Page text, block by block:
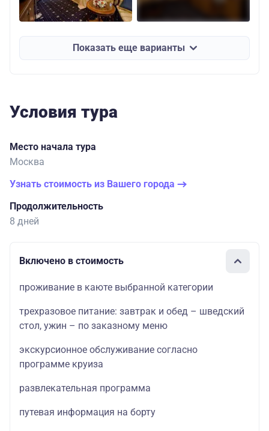
Показать еще варианты
Условия тура
Место начала тура
Москва
Узнать стоимость из Вашего города
Продолжительность
8 дней
Включено в стоимость
проживание в каюте выбранной категории
трехразовое питание: завтрак и обед – шведский
стол, ужин – по заказному меню
экскурсионное обслуживание согласно
программе круиза
развлекательная программа
путевая информация на борту